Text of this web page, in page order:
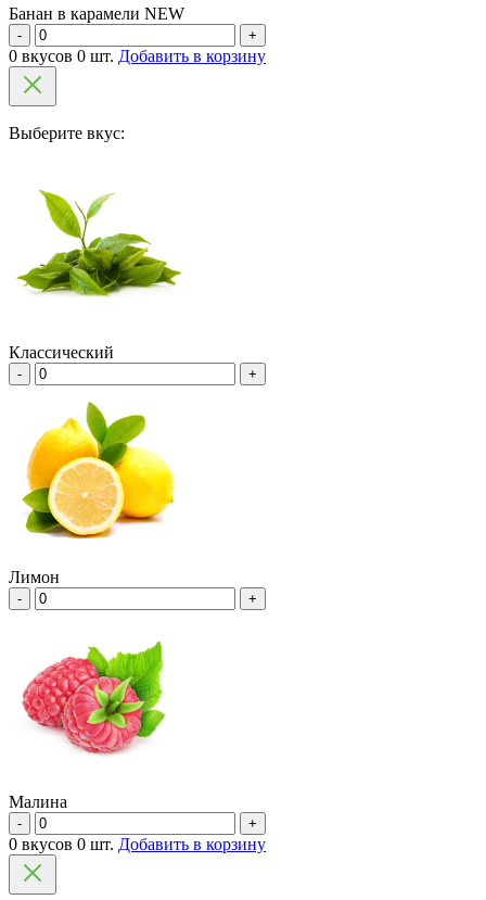
Банан в карамели NEW
- +
0 вкусов 0 шт. Добавить в корзину
Выберите вкус:
Классический
- +
Лимон
- +
Малина
- +
0 вкусов 0 шт. Добавить в корзину